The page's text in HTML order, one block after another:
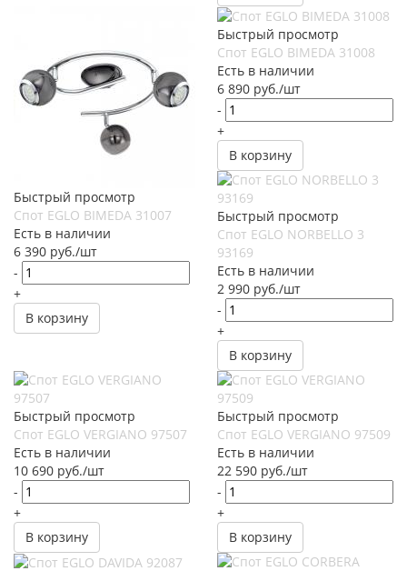
Быстрый просмотр
Спот EGLO BIMEDA 31007
Есть в наличии
6 390 руб./шт
-
+
В корзину
Быстрый просмотр
Спот EGLO BIMEDA 31008
Есть в наличии
6 890 руб./шт
-
+
В корзину
Быстрый просмотр
Спот EGLO NORBELLO 3
93169
Есть в наличии
2 990 руб./шт
-
+
В корзину
Быстрый просмотр
Спот EGLO VERGIANO 97507
Есть в наличии
10 690 руб./шт
-
+
В корзину
Быстрый просмотр
Спот EGLO VERGIANO 97509
Есть в наличии
22 590 руб./шт
-
+
В корзину